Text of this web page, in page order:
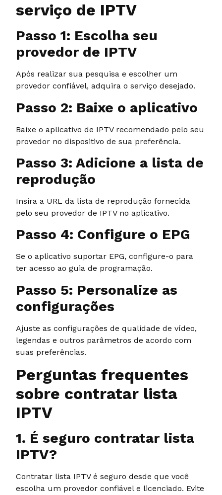
serviço de IPTV
Passo 1: Escolha seu
provedor de IPTV
Após realizar sua pesquisa e escolher um
provedor confiável, adquira o serviço desejado.
Passo 2: Baixe o aplicativo
Baixe o aplicativo de IPTV recomendado pelo seu
provedor no dispositivo de sua preferência.
Passo 3: Adicione a lista de
reprodução
Insira a URL da lista de reprodução fornecida
pelo seu provedor de IPTV no aplicativo.
Passo 4: Configure o EPG
Se o aplicativo suportar EPG, configure-o para
ter acesso ao guia de programação.
Passo 5: Personalize as
configurações
Ajuste as configurações de qualidade de vídeo,
legendas e outros parâmetros de acordo com
suas preferências.
Perguntas frequentes
sobre contratar lista
IPTV
1. É seguro contratar lista
IPTV?
Contratar lista IPTV é seguro desde que você
escolha um provedor confiável e licenciado. Evite